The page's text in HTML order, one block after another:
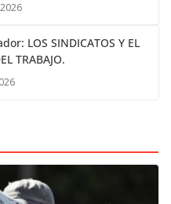
LOS SINDICATOS Y EL
TRABAJO.